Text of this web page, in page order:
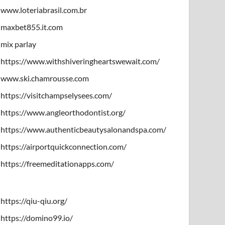
www.loteriabrasil.com.br
maxbet855.it.com
mix parlay
https://www.withshiveringheartswewait.com/
www.ski.chamrousse.com
https://visitchampselysees.com/
https://www.angleorthodontist.org/
https://www.authenticbeautysalonandspa.com/
https://airportquickconnection.com/
https://freemeditationapps.com/
https://qiu-qiu.org/
https://domino99.io/